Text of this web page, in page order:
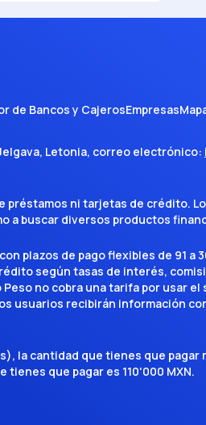
de Bancos y CajerosEmpresas
Letonia, correo electrónico:
ni tarjetas de crédito.
buscar diversos productos
plazos de pago flexibles de 91 a
según tasas de interés,
no cobra una tarifa por usar
recibirán información
la cantidad que tienes que pagar
que pagar es 110'000 MXN.